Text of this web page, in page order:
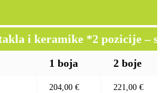
i keramike *2 pozicije –
1 boja 2 boje
204,00 € 221,00 €